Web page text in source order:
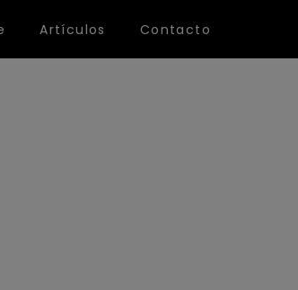
Artículos Contacto